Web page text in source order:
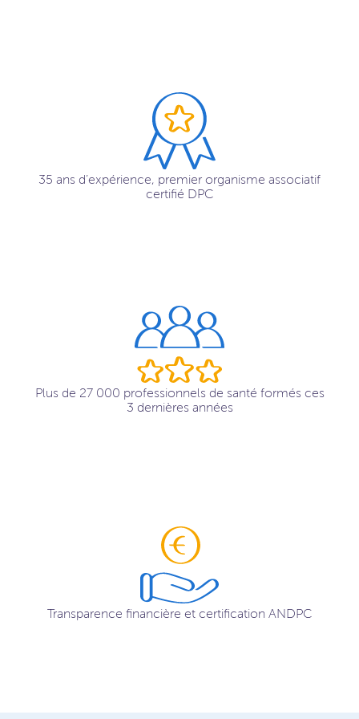
35 ans d’expérience, premier organisme associatif
certifié DPC
Plus de 27 000 professionnels de santé formés ces
3 dernières années
Transparence financière et certification ANDPC